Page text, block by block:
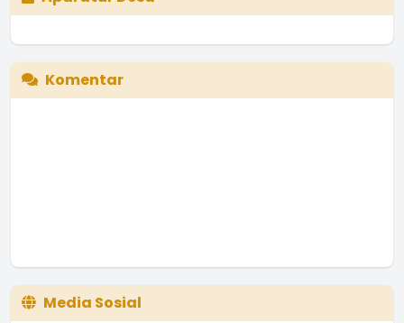
Komentar
Media Sosial